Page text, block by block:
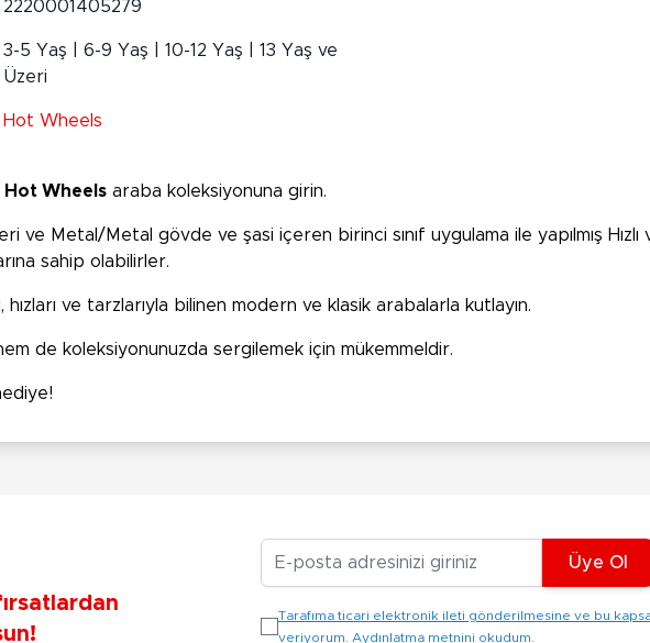
2220001405279
3-5 Yaş | 6-9 Yaş | 10-12 Yaş | 13 Yaş ve
Üzeri
Hot Wheels
Hot Wheels araba koleksiyonuna girin.
ve Metal/Metal gövde ve şasi içeren birinci sınıf uygulama ile yapılmış
sahip olabilirler.
hızları ve tarzlarıyla bilinen modern ve klasik arabalarla kutlayın.
de koleksiyonunuzda sergilemek için mükemmeldir.
Üye Ol
Tarafıma ticari elektronik ileti gönderilmesine ve bu
veriyorum. Aydınlatma metnini okudum.